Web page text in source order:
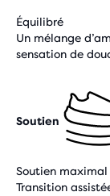
Équilibré
Un mélange
sensation de
Soutien
Soutien maximal
Transition